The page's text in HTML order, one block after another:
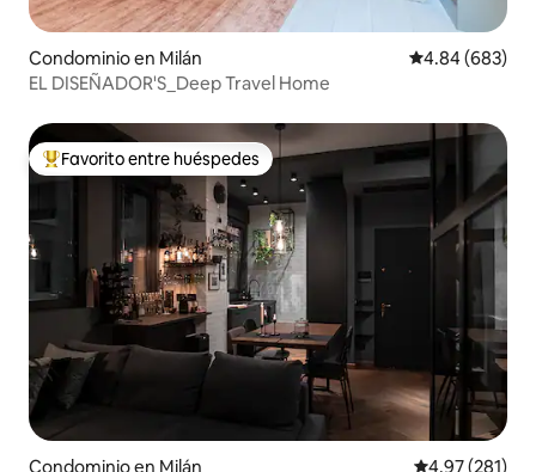
Condominio en Milán Calificación
4.84 (683)
EL DISEÑADOR'S_Deep Travel Home
De los mejores en Favorito entre huéspedes
Favorito entre huéspedes
Condominio en Milán Calificación
4.97 (281)